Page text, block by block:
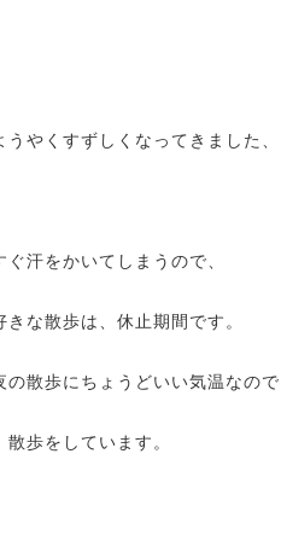
うやくすずしくなってきました
汗をかいてしまうので、
きな散歩は、休止期間です。
の散歩にちょうどいい気温なので
歩をしています。